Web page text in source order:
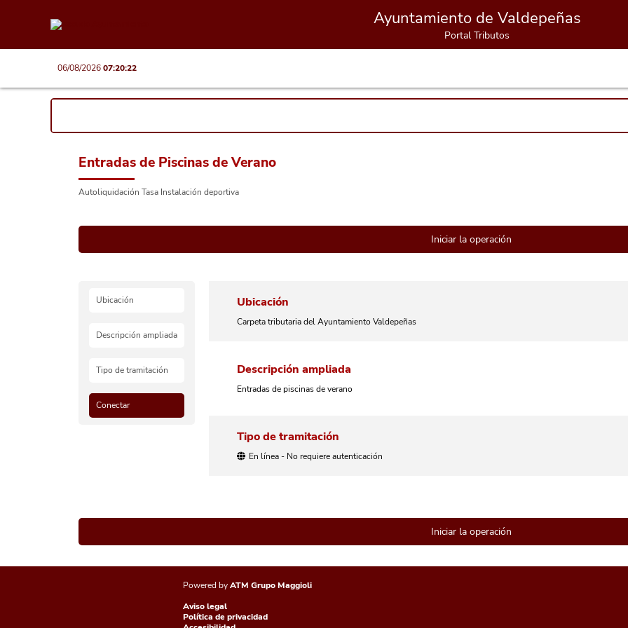
Ayuntamiento de Valdepeñas
Portal Tributos
06/08/202607:20:22
Entradas de Piscinas de Verano
Autoliquidación Tasa Instalación deportiva
Ubicación
Descripción ampliada
Tipo de tramitación
Conectar
Ubicación
Carpeta tributaria del Ayuntamiento Valdepeñas
Descripción ampliada
Entradas de piscinas de verano
Tipo de tramitación
En línea - No requiere autenticación
Powered byATM Grupo Maggioli
Aviso legal
Política de privacidad